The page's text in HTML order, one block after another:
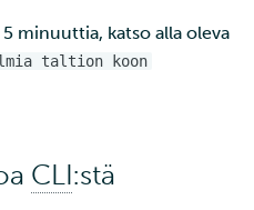
minuuttia, katso alla oleva
taltion koon
CLI:stä